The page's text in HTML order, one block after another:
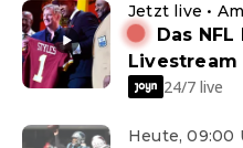
Jetzt live •
Das
Livestream
24/7 live
Heute, 09:00